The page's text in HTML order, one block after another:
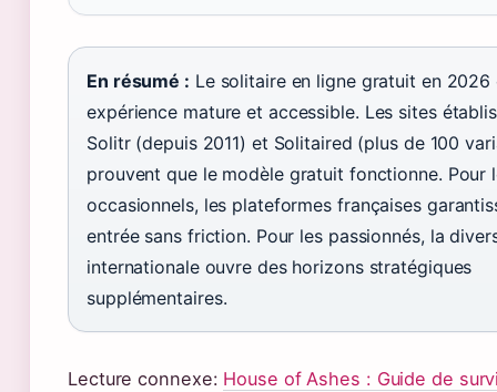
En résumé : Le solitaire en ligne gratuit en 2026
expérience mature et accessible. Les sites
Solitr (depuis 2011) et Solitaired (plus de 100
prouvent que le modèle gratuit fonctionne. Pour
occasionnels, les plateformes françaises
entrée sans friction. Pour les passionnés, la
internationale ouvre des horizons stratégiques
supplémentaires.
Lecture connexe: House of Ashes : Guide de